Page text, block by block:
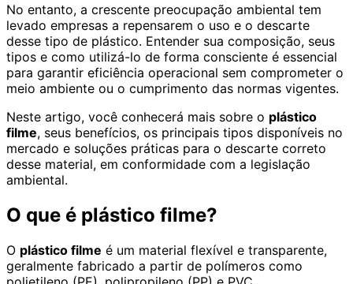
No entanto, a crescente preocupação ambiental tem
levado empresas a repensarem o uso e o descarte
desse tipo de plástico. Entender sua composição, seus
tipos e como utilizá-lo de forma consciente é essencial
para garantir eficiência operacional sem comprometer o
meio ambiente ou o cumprimento das normas vigentes.
Neste artigo, você conhecerá mais sobre o plástico
filme, seus benefícios, os principais tipos disponíveis no
mercado e soluções práticas para o descarte correto
desse material, em conformidade com a legislação
ambiental.
O que é plástico filme?
O plástico filme é um material flexível e transparente,
geralmente fabricado a partir de polímeros como